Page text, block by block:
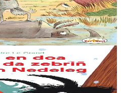
em soñjal ha hir e kav e amzer. «
a zo un torr-penn eus ar re
zebriñ Tadig an Nedeleg